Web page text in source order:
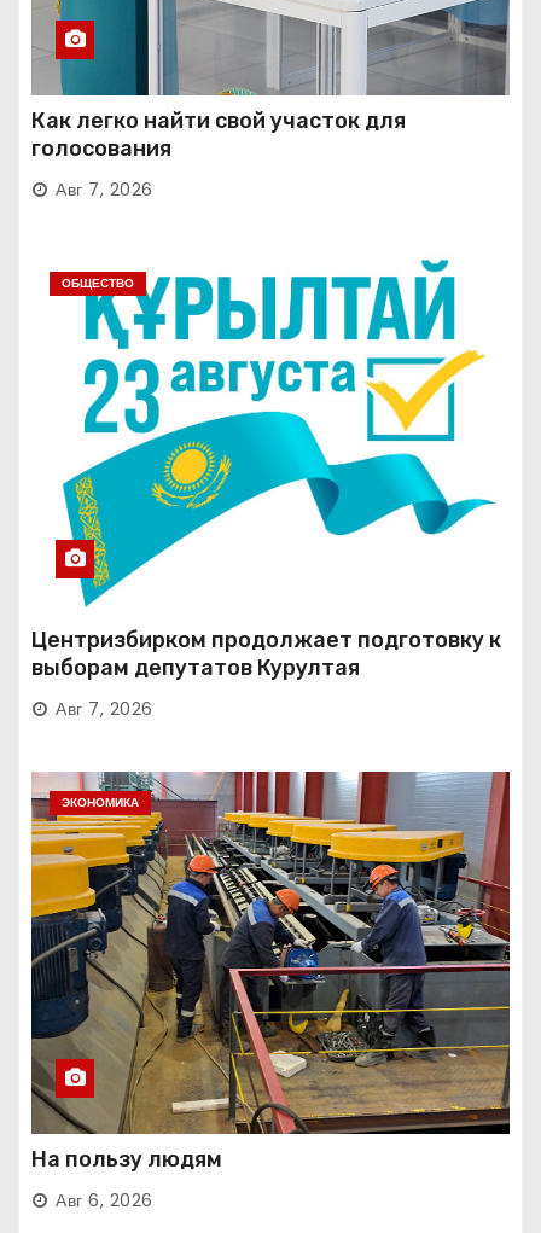
Как легко найти свой участок для
голосования
Авг 7, 2026
ОБЩЕСТВО
Центризбирком продолжает подготовку к
выборам депутатов Курултая
Авг 7, 2026
ЭКОНОМИКА
На пользу людям
Авг 6, 2026